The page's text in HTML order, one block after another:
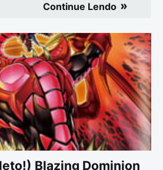
Continue Lendo
Blazing Dominion